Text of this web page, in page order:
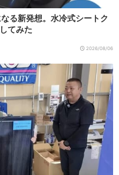
る新発想。水冷式シートク
てみた
2026/08/06